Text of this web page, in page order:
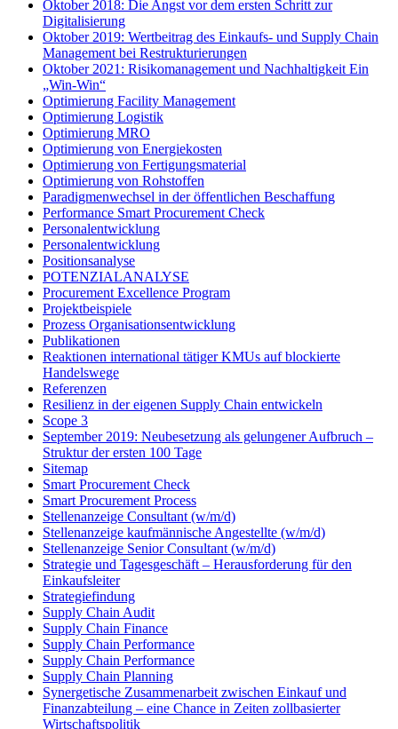
Oktober 2018: Die Angst vor dem ersten Schritt zur
Digitalisierung
Oktober 2019: Wertbeitrag des Einkaufs- und Supply Chain
Management bei Restrukturierungen
Oktober 2021: Risikomanagement und Nachhaltigkeit Ein
„Win-Win“
Optimierung Facility Management
Optimierung Logistik
Optimierung MRO
Optimierung von Energiekosten
Optimierung von Fertigungsmaterial
Optimierung von Rohstoffen
Paradigmenwechsel in der öffentlichen Beschaffung
Performance Smart Procurement Check
Personalentwicklung
Personalentwicklung
Positionsanalyse
POTENZIALANALYSE
Procurement Excellence Program
Projektbeispiele
Prozess Organisationsentwicklung
Publikationen
Reaktionen international tätiger KMUs auf blockierte
Handelswege
Referenzen
Resilienz in der eigenen Supply Chain entwickeln
Scope 3
September 2019: Neubesetzung als gelungener Aufbruch –
Struktur der ersten 100 Tage
Sitemap
Smart Procurement Check
Smart Procurement Process
Stellenanzeige Consultant (w/m/d)
Stellenanzeige kaufmännische Angestellte (w/m/d)
Stellenanzeige Senior Consultant (w/m/d)
Strategie und Tagesgeschäft – Herausforderung für den
Einkaufsleiter
Strategiefindung
Supply Chain Audit
Supply Chain Finance
Supply Chain Performance
Supply Chain Performance
Supply Chain Planning
Synergetische Zusammenarbeit zwischen Einkauf und
Finanzabteilung – eine Chance in Zeiten zollbasierter
Wirtschaftspolitik